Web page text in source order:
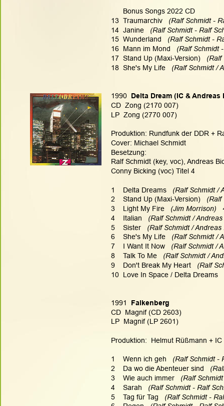
      Bonus Songs 2022 CD
13  Traumarchiv
(Ralf Schmidt -
14  Janine
(Ralf Schmidt - Ralf
15  Wunderland (Ralf Schmidt -
16  Mann im Mond
(Ralf Schmidt
17  Stand Up (Maxi-Version) (Ralf
18  She's My Life
(Ralf Schmidt /
1990
Delta Dream (IC & Andreas
CD  Zong (2170 007)
LP  Zong (2770 007)
Produktion: Rundfunk der DDR +
Cover: Michael Schmidt
Besetzung:
Ralf Schmidt (key, voc), Andreas
Conny Bicking (voc) Titel 4
1    Delta Dreams (Ralf Schmidt /
2    Stand Up (Maxi-Version) (Ralf
3    Light My Fire
(Jim Morrison)
4    Italian
(Ralf Schmidt /
5    Sister
(Ralf Schmidt /
6    She's My Life
(Ralf Schmidt /
7    I Want It Now
(Ralf Schmidt /
8    Talk To Me (Ralf Schmidt /
9    Don't Break My Heart
(Ralf
10  Love In Space / Delta Dreams
1991
Falkenberg
CD  Magnif (CD 2603)
LP  Magnif (LP 2601)
Produktion:  Helmut Rüßmann +
1    Wenn ich geh (Ralf Schmidt -
2    Da wo die Abenteuer sind
3    Wie auch immer (Ralf
4    Sarah (Ralf Schmidt - Ralf
5    Tag für Tag
(Ralf Schmidt -